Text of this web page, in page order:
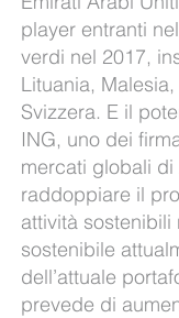
player entranti
verdi nel 2017,
Lituania,
Svizzera. E il
ING, uno dei
mercati globali
raddoppiare il
attività sostenibili
sostenibile
dell’attuale
prevede di